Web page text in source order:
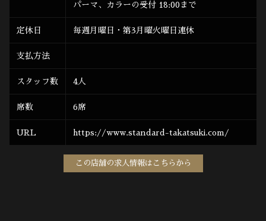
パーマ、カラーの受付 18:00まで
定休日 毎週月曜日・第3月曜火曜日連休
支払方法
スタッフ数 4人
席数 6席
URL https://www.standard-takatsuki.com/
この店舗の求人情報はこちらから